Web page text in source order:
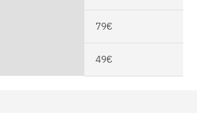
79€
49€